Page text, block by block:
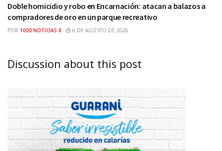
Doble homicidio y robo en Encarnación: atacan a balazos a
compradores de oro en un parque recreativo
POR 1000 NOTICIAS 8 6 DE AGOSTO DE 2026
Discussion about this post